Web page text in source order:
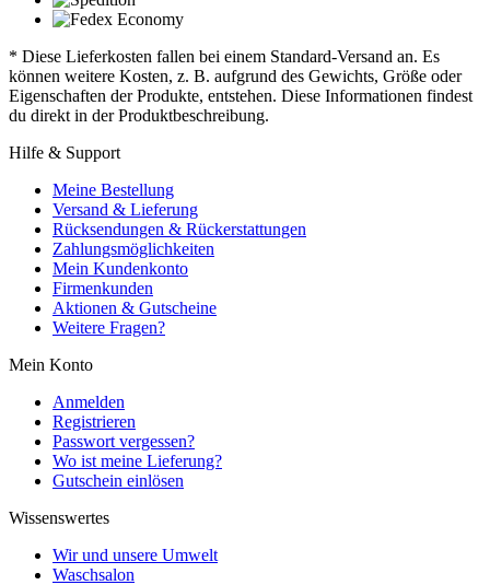
* Diese Lieferkosten fallen bei einem Standard-Versand an. Es
können weitere Kosten, z. B. aufgrund des Gewichts, Größe oder
Eigenschaften der Produkte, entstehen. Diese Informationen findest
du direkt in der Produktbeschreibung.
Hilfe & Support
Meine Bestellung
Versand & Lieferung
Rücksendungen & Rückerstattungen
Zahlungsmöglichkeiten
Mein Kundenkonto
Firmenkunden
Aktionen & Gutscheine
Weitere Fragen?
Mein Konto
Anmelden
Registrieren
Passwort vergessen?
Wo ist meine Lieferung?
Gutschein einlösen
Wissenswertes
Wir und unsere Umwelt
Waschsalon